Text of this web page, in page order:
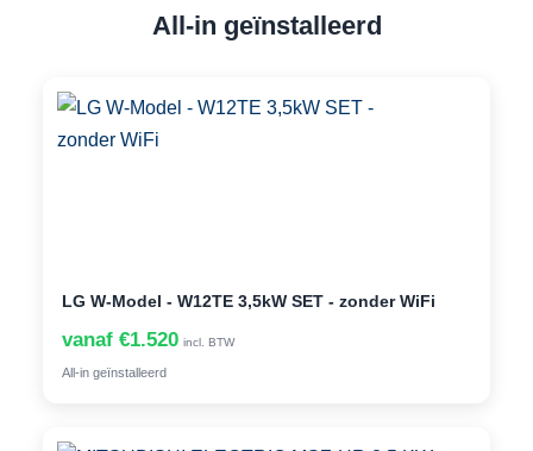
All-in geïnstalleerd
LG W-Model - W12TE 3,5kW SET - zonder WiFi
vanaf €1.520 incl. BTW
All-in geïnstalleerd